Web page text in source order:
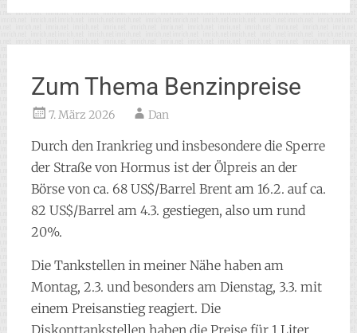
Zum Thema Benzinpreise
7. März 2026 Dan
Durch den Irankrieg und insbesondere die Sperre
der Straße von Hormus ist der Ölpreis an der
Börse von ca. 68 US$/Barrel Brent am 16.2. auf ca.
82 US$/Barrel am 4.3. gestiegen, also um rund
20%.
Die Tankstellen in meiner Nähe haben am
Montag, 2.3. und besonders am Dienstag, 3.3. mit
einem Preisanstieg reagiert. Die
Diskonttankstellen haben die Preise für 1 Liter